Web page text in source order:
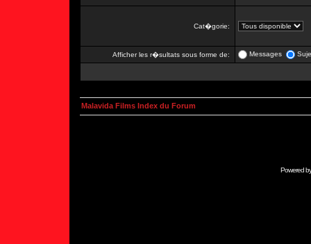
Cat�gorie:
Afficher les r�sultats sous forme de: Messages
Malavida Films Index du Forum
Powered